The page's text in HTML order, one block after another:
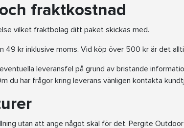
fraktkostnad
vilket fraktbolag ditt paket skickas med.
49 kr inklusive moms. Vid köp över 500 kr är det
leveransfel på grund av bristande
du har frågor kring leverans vänligen kontakta
utan att ange något skäl för det. Pergite